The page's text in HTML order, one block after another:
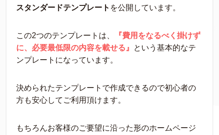
スタンダードテンプレート を公開しています。
この2つのテンプレートは、 『費用をなるべく掛けず
に、必要最低限の内容を載せる』
という基本的なテ
ンプレートになっています。
決められたテンプレートで作成できるので初心者の
方も安心してご利用頂けます。
もちろんお客様のご要望に沿った形のホームページ